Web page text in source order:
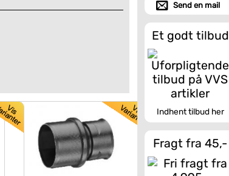
Send en mail
Et godt tilbud
Indhent tilbud her
Fragt fra 45,-